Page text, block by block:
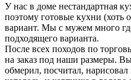
У нас в доме нестандартная
поэтому готовые кухни
вариант. Мы с мужем много
подходящего варианта.
После всех походов по
на заказ под наши размеры.
обмерил, посчитал,